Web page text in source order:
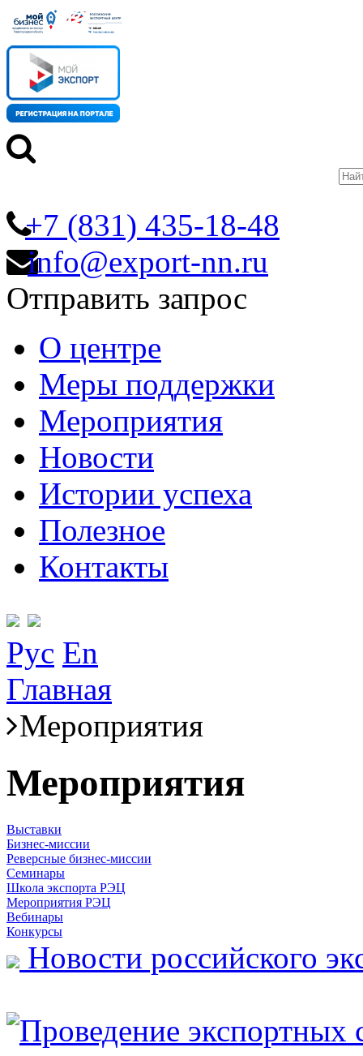
+7 (831) 435-18-48
info@export-nn.ru
Отправить запрос
О центре
Меры поддержки
Мероприятия
Новости
Истории успеха
Полезное
Контакты
Рус En
Главная
Мероприятия
Мероприятия
Выставки
Бизнес-миссии
Реверсные бизнес-миссии
Семинары
Школа экспорта РЭЦ
Мероприятия РЭЦ
Вебинары
Конкурсы
Новости российского